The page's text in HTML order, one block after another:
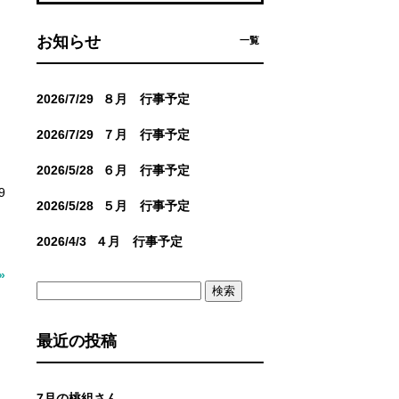
お知らせ 一覧
2026/7/29 ８月 行事予定
2026/7/29 ７月 行事予定
2026/5/28 ６月 行事予定
2026/5/28 ５月 行事予定
2026/4/3 ４月 行事予定
最近の投稿